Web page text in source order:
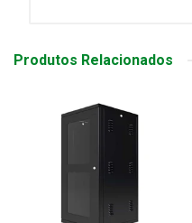
Produtos Relacionados